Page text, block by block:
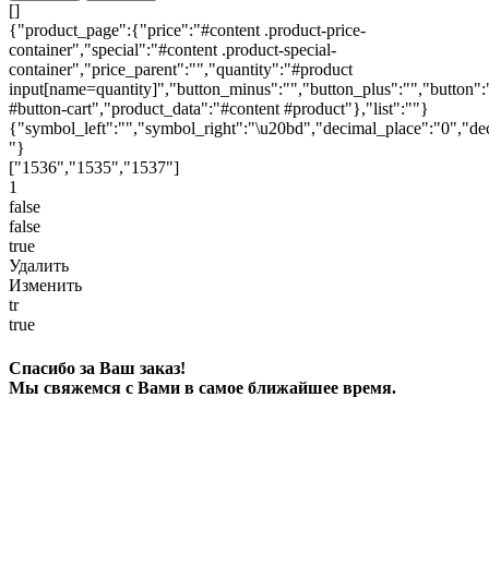
[]
{"product_page":{"price":"#content .product-price-
container","special":"#content .product-special-
container","price_parent":"","quantity":"#product
#button-cart","product_data":"#content #product"},"list":""}
"}
["1536","1535","1537"]
1
false
false
true
Удалить
Изменить
tr
true
Спасибо за Ваш заказ!
Мы свяжемся с Вами в самое ближайшее время.